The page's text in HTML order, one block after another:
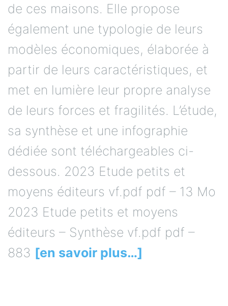
de ces maisons. Elle propose
également une typologie de leurs
modèles économiques, élaborée à
partir de leurs caractéristiques, et
met en lumière leur propre analyse
de leurs forces et fragilités. L’étude,
sa synthèse et une infographie
dédiée sont téléchargeables ci-
dessous. 2023 Etude petits et
moyens éditeurs vf.pdf pdf – 13 Mo
2023 Etude petits et moyens
éditeurs – Synthèse vf.pdf pdf –
883 [en savoir plus…]